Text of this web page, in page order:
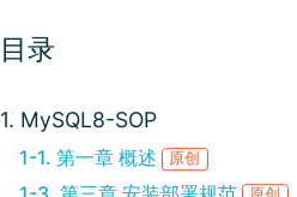
目录
1. MySQL8-SOP
1-1. 第一章 概述 原创